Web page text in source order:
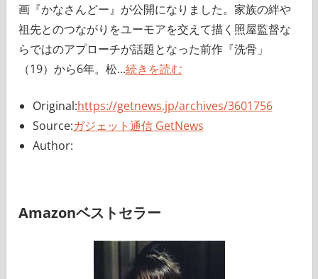
画『かなさんどー』が公開になりました。家族の絆や
祖先とのつながりをユーモアを交えて描く照屋監督な
らではのアプローチが話題となった前作『洗骨」
（19）から6年。松...続きを読む
Original:https://getnews.jp/archives/3601756
Source:ガジェット通信 GetNews
Author:
Amazonベストセラー